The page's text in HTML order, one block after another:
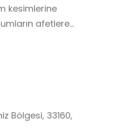
kesimlerine
afetlere
davranış
tanıma ve
Bölgesi, 33160,